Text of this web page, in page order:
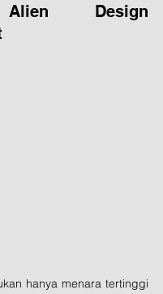
Design
hanya menara tertinggi